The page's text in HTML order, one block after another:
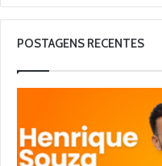
POSTAGENS RECENTES